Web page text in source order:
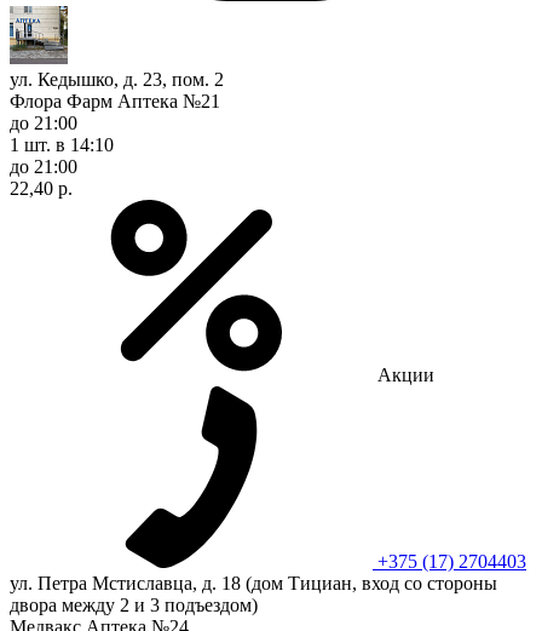
ул. Кедышко, д. 23, пом. 2
Флора Фарм Аптека №21
до 21:00
1 шт. в 14:10
до 21:00
22,40 р.
Акции
+375 (17) 2704403
ул. Петра Мстиславца, д. 18 (дом Тициан, вход со стороны
двора между 2 и 3 подъездом)
Медвакс Аптека №24